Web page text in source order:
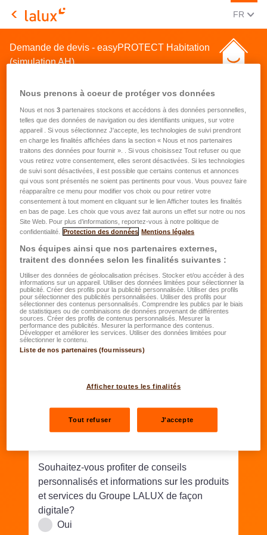
LALUX Assurances
FR
Demande de devis - easyPROTECT Habitation
(simulation AH)
Demande de devis pour une
assurance habitation
Prénom*
Nom*
Date de naissance*
JJ.MM.AAAA
Rue/N°*
Souhaitez-vous profiter de conseils
personnalisés et informations sur les produits
et services du Groupe LALUX de façon
digitale?
Oui
Nous prenons à coeur de protéger vos données
Nous et nos3 partenaires stockons et accédons à des données personnelles,
telles que des données de navigation ou des identifiants uniques, sur votre
appareil . Si vous sélectionnez J'accepte, les technologies de suivi prendront
en charge les finalités affichées dans la section « Nous et nos partenaires
traitons des données pour fournir ». . Si vous choisissez Tout refuser ou que
vous retirez votre consentement, elles seront désactivées. Si les technologies
de suivi sont désactivées, il est possible que certains contenus et annonces
qui vous sont présentés ne soient pas pertinents pour vous. Vous pouvez faire
réapparaître ce menu pour modifier vos choix ou pour retirer votre
consentement à tout moment en cliquant sur le lien Afficher toutes les finalités
en bas de page. Les choix que vous avez fait aurons un effet sur notre ou nos
Site Web. Pour plus d’informations, reportez-vous à notre politique de
confidentialité.
Protection des données Mentions légales
Nos équipes ainsi que nos partenaires externes,
traitent des données selon les finalités suivantes :
Utiliser des données de géolocalisation précises. Stocker et/ou accéder à des
informations sur un appareil. Utiliser des données limitées pour sélectionner la
publicité. Créer des profils pour la publicité personnalisée. Utiliser des profils
pour sélectionner des publicités personnalisées. Utiliser des profils pour
sélectionner des contenus personnalisés. Comprendre les publics par le biais
de statistiques ou de combinaisons de données provenant de différentes
sources. Créer des profils de contenus personnalisés. Mesurer la
performance des publicités. Mesurer la performance des contenus.
Développer et améliorer les services. Utiliser des données limitées pour
sélectionner le contenu.
Liste de nos partenaires (fournisseurs)
Afficher toutes les finalités
Tout refuser J'accepte